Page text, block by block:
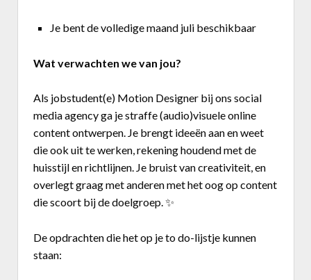
Je bent de volledige maand juli beschikbaar
Wat verwachten we van jou?
Als jobstudent(e) Motion Designer bij ons social
media agency ga je straffe (audio)visuele online
content ontwerpen. Je brengt ideeën aan en weet
die ook uit te werken, rekening houdend met de
huisstijl en richtlijnen. Je bruist van creativiteit, en
overlegt graag met anderen met het oog op content
die scoort bij de doelgroep.✨
De opdrachten die het op je to do-lijstje kunnen
staan: